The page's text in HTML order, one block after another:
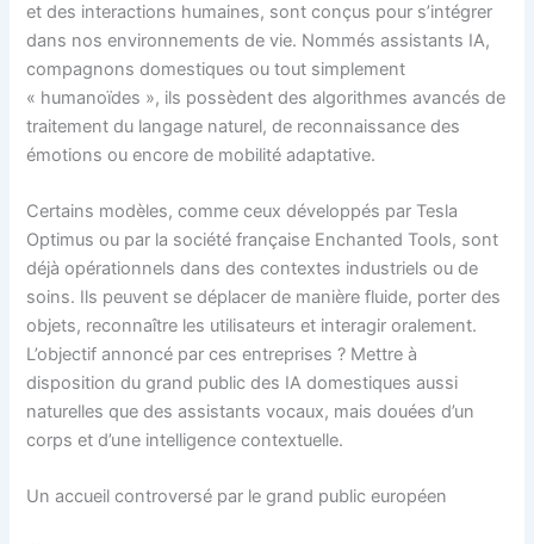
et des interactions humaines, sont conçus pour s’intégrer
dans nos environnements de vie. Nommés assistants IA,
compagnons domestiques ou tout simplement
« humanoïdes », ils possèdent des algorithmes avancés de
traitement du langage naturel, de reconnaissance des
émotions ou encore de mobilité adaptative.
Certains modèles, comme ceux développés par Tesla
Optimus ou par la société française Enchanted Tools, sont
déjà opérationnels dans des contextes industriels ou de
soins. Ils peuvent se déplacer de manière fluide, porter des
objets, reconnaître les utilisateurs et interagir oralement.
L’objectif annoncé par ces entreprises ? Mettre à
disposition du grand public des IA domestiques aussi
naturelles que des assistants vocaux, mais douées d’un
corps et d’une intelligence contextuelle.
Un accueil controversé par le grand public européen